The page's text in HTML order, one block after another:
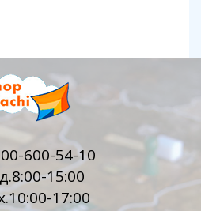
600-54-10
15:00
17:00